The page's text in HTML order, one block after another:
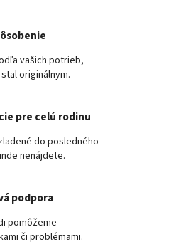
vašich potrieb,
originálnym.
pre celú rodinu
do posledného
nenájdete.
podpora
pomôžeme
či problémami.